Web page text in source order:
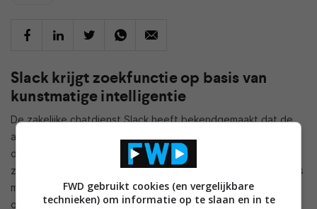
Slack krijgt zoekfunctie op basis van
kunstmatige intelligentie
De zakelijke chatdienst Slack heeft bekendgemaakt dat de
app wordt voorzien van een sterk verbeterde zoekfunctie,
die is gebaseerd op kunstmatige intelligentie. Middels deze
zoekfunctie zouden gebruikers sneller de kanalen en experts
moeten kunnen vinden die ze zoeken. De feature is
overigens alleen beschikbaar voor betalende klanten.
FWD gebruikt cookies (en vergelijkbare
technieken) om informatie op te slaan en in te